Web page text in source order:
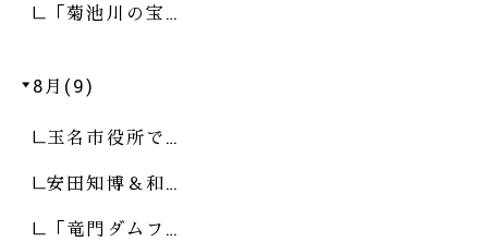
「菊池川の宝…
8月(9)
玉名市役所で…
安田知博＆和…
「竜門ダムフ…